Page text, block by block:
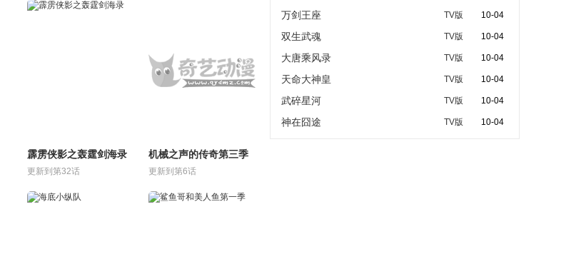
霹雳侠影之轰霆剑海录
更新到第32话
机械之声的传奇第三季
更新到第6话
10-04
万剑王座 TV版
10-04
双生武魂 TV版
10-04
大唐乘风录 TV版
10-04
天命大神皇 TV版
10-04
武碎星河 TV版
10-04
神在囧途 TV版